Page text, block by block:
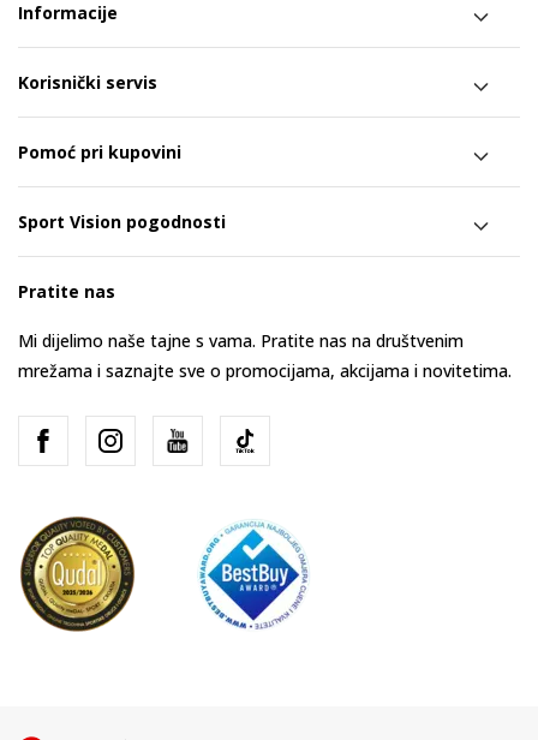
Informacije
Korisnički servis
Pomoć pri kupovini
Sport Vision pogodnosti
Pratite nas
Mi dijelimo naše tajne s vama. Pratite nas na društvenim
mrežama i saznajte sve o promocijama, akcijama i novitetima.